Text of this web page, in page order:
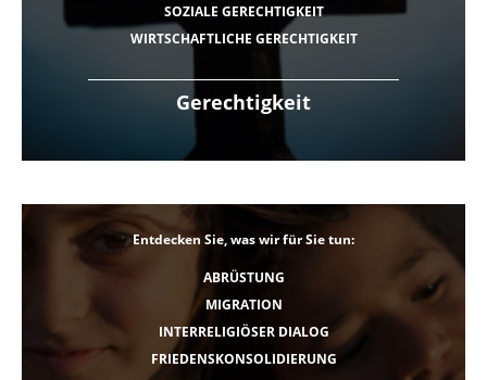
Gerechtigkeit
SOZIALE GERECHTIGKEIT
WIRTSCHAFTLICHE GERECHTIGKEIT
Entdecken Sie, was wir für Sie tun:
ABRÜSTUNG
MIGRATION
INTERRELIGIÖSER DIALOG
FRIEDENSKONSOLIDIERUNG